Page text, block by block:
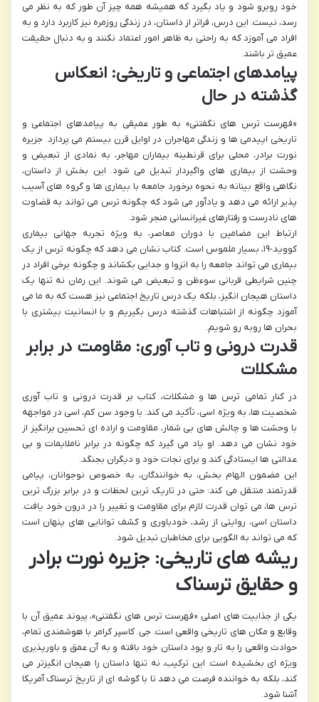
خود روبرو شود و یاد بگیرد که همیشه همه چیز آن طور که به نظر می
رسد، نیست. این درس، فراتر از داستان، در زندگی روزمره نیز کاربرد دارد و به
افراد می آموزد که به راحتی به ظاهر امور اعتماد نکنند و به دنبال حقیقت
عمیق تر باشند.
پیامدهای اجتماعی و تاریخی: انعکاس
گذشته در حال
«فهرست ترس های نگفتنی» به طور عمیقی به پیامدهای اجتماعی و
تاریخی اپیدمی ها و زندگی مهاجران در اوایل قرن بیستم می پردازد. جزیره
نورت برادر، محلی برای قرنطینه بیماران مهاجر، به نمادی از تبعیض و
وحشت از بیماری های واگیردار تبدیل می شود. این بخش از داستان،
نگاهی واقع بینانه به نحوه برخورد جامعه با بیماری ها و گروه های آسیب
پذیر ارائه می دهد و یادآور می شود که چگونه ترس می تواند به قضاوت
های نادرست و رفتارهای غیرانسانی منجر شود.
ارتباط این مضامین با دوران معاصر، به ویژه تجربه جهانی بیماری
کووید-۱۹، بسیار ملموس است. کتاب نشان می دهد که چگونه ترس از یک
بیماری می تواند جامعه را به انزوا و جدایی بکشاند و چگونه برخی افراد در
چنین شرایطی قربانی سوءظن و تبعیض می شوند. این رمان نه تنها یک
داستان هیجان انگیز، بلکه یک درس تاریخ اجتماعی نیز هست که به ما می
آموزد چگونه از اشتباهات گذشته درس بگیریم و با انسانیت بیشتری با
بحران ها روبه رو شویم.
قدرت درونی و تاب آوری: مقاومت در برابر
مشکلات
در کنار تمامی ترس ها و مشکلات، کتاب بر قدرت درونی و تاب آوری
شخصیت ها، به ویژه اسی، تأکید می کند. با وجود سن کم، اسی در مواجهه
با وحشت ها و چالش های بی شمار، مقاومت و اراده ای تحسین برانگیز از
خود نشان می دهد. او یاد می گیرد که چگونه در برابر ناملایمات و بی
عدالتی ها ایستادگی کند و برای نجات خود و دیگران بجنگد.
این مضمون الهام بخش، به خوانندگان، به خصوص نوجوانان، پیامی
قدرتمند منتقل می کند: حتی در تاریک ترین لحظات و در برابر بزرگ ترین
ترس ها، می توان قدرت لازم برای مقاومت و تغییر را در درون خود یافت.
داستان اسی، روایتی از رشد، خودباوری و کشف توانایی های پنهان است
که می تواند به الگویی برای مخاطبان تبدیل شود.
ریشه های تاریخی: جزیره نورت برادر
و حقایق ترسناک
یکی از جذابیت های اصلی «فهرست ترس های نگفتنی»، پیوند عمیق آن با
وقایع و مکان های تاریخی واقعی است. جی. کاسپر کرامر با هوشمندی تمام،
حوادث واقعی را به تار و پود داستان خود بافته و به آن عمق و باورپذیری
ویژه ای بخشیده است. این ترکیب، نه تنها داستان را هیجان انگیزتر می
کند، بلکه به خواننده فرصت می دهد تا با گوشه ای از تاریخ ترسناک آمریکا
آشنا شود.